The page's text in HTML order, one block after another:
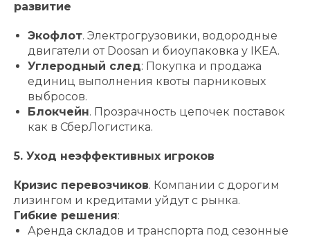
развитие
Экофлот. Электрогрузовики, водородные
двигатели от Doosan и биоупаковка у IKEA.
Углеродный след: Покупка и продажа
единиц выполнения квоты парниковых
выбросов.
Блокчейн. Прозрачность цепочек поставок
как в СберЛогистика.
5. Уход неэффективных игроков
Кризис перевозчиков. Компании с дорогим
лизингом и кредитами уйдут с рынка.
Гибкие решения:
Аренда складов и транспорта под сезонные